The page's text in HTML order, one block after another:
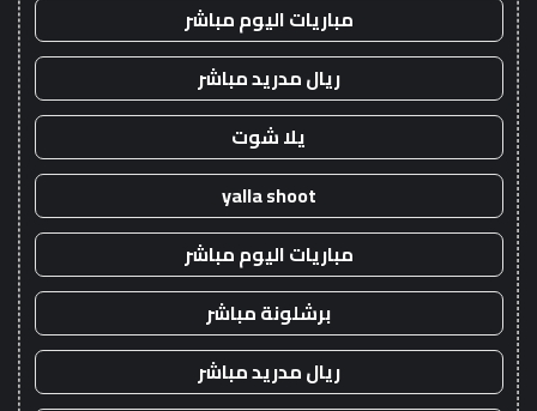
مباريات اليوم مباشر
ريال مدريد مباشر
يلا شوت
yalla shoot
مباريات اليوم مباشر
برشلونة مباشر
ريال مدريد مباشر